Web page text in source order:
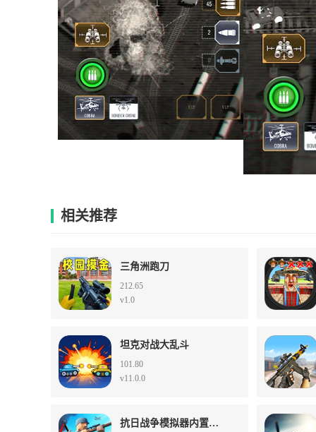
相关推荐
三角洲跑刀
212.65
v1.0
坦克对战大乱斗
101.80
v11.0.0
抗日战争模拟器内置菜单版